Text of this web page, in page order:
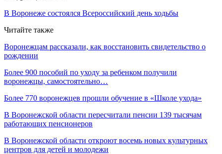
В Воронеже состоялся Всероссийский день ходьбы
Читайте также
Воронежцам рассказали, как восстановить свидетельство о
рождении
Более 900 пособий по уходу за ребенком получили
воронежцы, самостоятельно…
Более 770 воронежцев прошли обучение в «Школе ухода»
В Воронежской области пересчитали пенсии 139 тысячам
работающих пенсионеров
В Воронежской области откроют восемь новых культурных
центров для детей и молодежи